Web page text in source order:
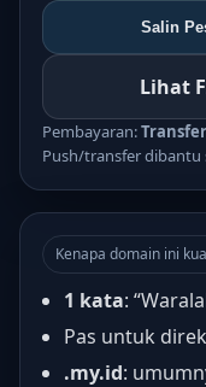
Salin
Lihat
Pembayaran:
Push/transfer dibantu
Kenapa domain ini
1 kata:
Pas untuk
.my.id: